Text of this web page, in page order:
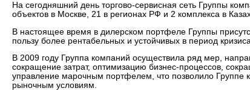
На сегодняшний день торгово-сервисная сеть Группы
объектов в Москве, 21 в регионах РФ и 2 комплекса в
В настоящее время в дилерском портфеле Группы
пользу более рентабельных и устойчивых в период
В 2009 году Группа компаний осуществила ряд мер,
сокращение затрат, оптимизацию бизнес-процессов,
управление марочным портфелем, что позволило Группе
рыночным условиям.